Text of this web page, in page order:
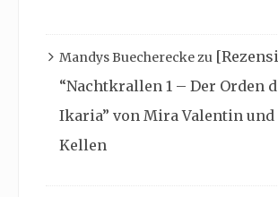
Mandys Buecherecke zu
“Nachtkrallen 1 – Der Orden
Ikaria” von Mira Valentin
Kellen